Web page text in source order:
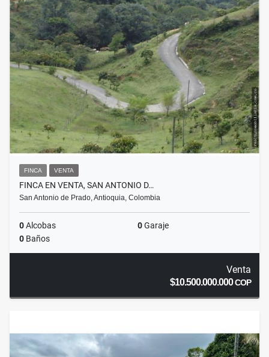
FINCA VENTA
FINCA EN VENTA, SAN ANTONIO D…
San Antonio de Prado, Antioquia, Colombia
0Alcobas 0Garaje
0 Baños
Venta
$10.500.000.000COP